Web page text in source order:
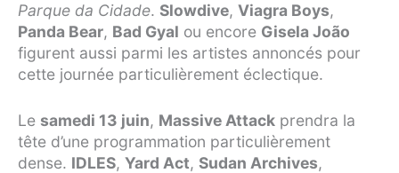
Parque da Cidade. Slowdive, Viagra Boys,
Panda Bear, Bad Gyal ou encore Gisela João
figurent aussi parmi les artistes annoncés pour
cette journée particulièrement éclectique.
Le samedi 13 juin, Massive Attack prendra la
tête d’une programmation particulièrement
dense. IDLES, Yard Act, Sudan Archives,